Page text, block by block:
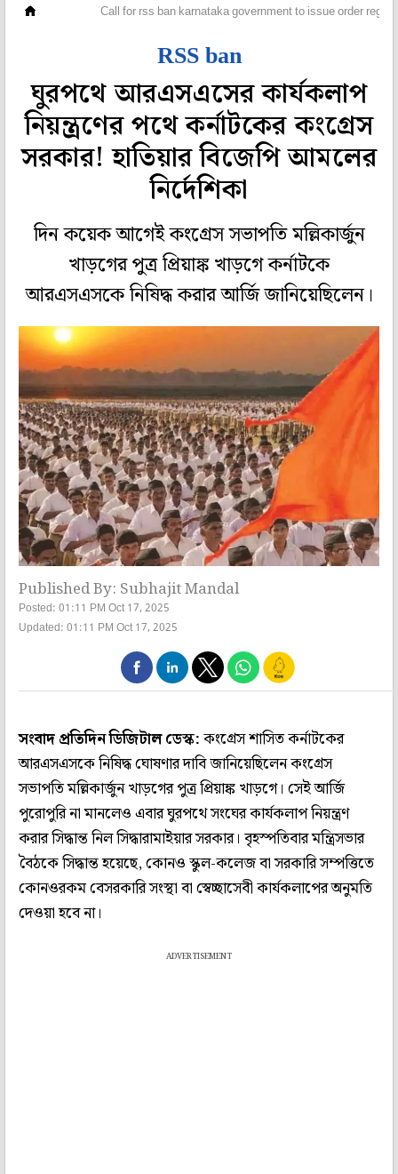
Call for rss ban karnataka government to issue order
RSS ban
ঘুরপথে আরএসএসের কার্যকলাপ
নিয়ন্ত্রণের পথে কর্নাটকের কংগ্রেস
সরকার! হাতিয়ার বিজেপি আমলের
নির্দেশিকা
দিন কয়েক আগেই কংগ্রেস সভাপতি মল্লিকার্জুন
খাড়গের পুত্র প্রিয়াঙ্ক খাড়গে কর্নাটকে
আরএসএসকে নিষিদ্ধ করার আর্জি জানিয়েছিলেন।
Published By: Subhajit Mandal
Posted: 01:11 PM Oct 17, 2025
Updated: 01:11 PM Oct 17, 2025
সংবাদ প্রতিদিন ডিজিটাল ডেস্ক:কংগ্রেস শাসিত কর্নাটকের
আরএসএসকে নিষিদ্ধ ঘোষণার দাবি জানিয়েছিলেন কংগ্রেস
সভাপতি মল্লিকার্জুন খাড়গের পুত্র প্রিয়াঙ্ক খাড়গে। সেই আর্জি
পুরোপুরি না মানলেও এবার ঘুরপথে সংঘের কার্যকলাপ নিয়ন্ত্রণ
করার সিদ্ধান্ত নিল সিদ্ধারামাইয়ার সরকার। বৃহস্পতিবার মন্ত্রিসভার
বৈঠকে সিদ্ধান্ত হয়েছে, কোনও স্কুল-কলেজ বা সরকারি সম্পত্তিতে
কোনওরকম বেসরকারি সংস্থা বা স্বেচ্ছাসেবী কার্যকলাপের অনুমতি
দেওয়া হবে না।
ADVERTISEMENT